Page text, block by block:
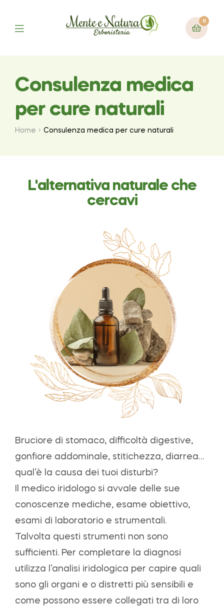
0
Consulenza medica
per cure naturali
Home Consulenza medica per cure naturali
L'alternativa naturale che
cercavi
Bruciore di stomaco, difficoltà digestive,
gonfiore addominale, stitichezza, diarrea…
qual’è la causa dei tuoi disturbi?
Il medico iridologo si avvale delle sue
conoscenze mediche, esame obiettivo,
esami di laboratorio e strumentali.
Talvolta questi strumenti non sono
sufficienti. Per completare la diagnosi
utilizza l’analisi iridologica per capire quali
sono gli organi e o distretti più sensibili e
come possono essere collegati tra di loro